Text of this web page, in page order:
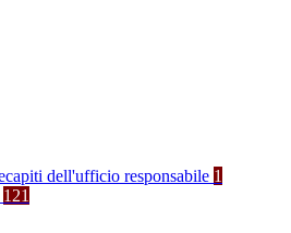
dell'ufficio responsabile 1
121